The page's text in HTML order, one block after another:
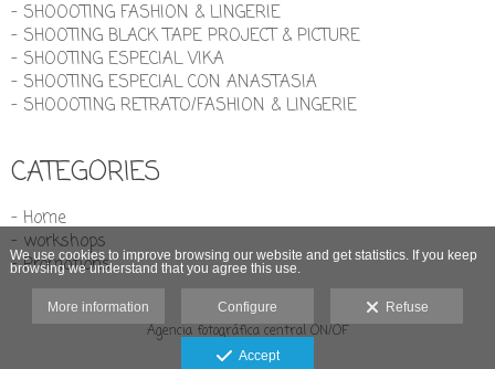
- SHOOOTING FASHION & LINGERIE
- SHOOTING BLACK TAPE PROJECT & PICTURE
- SHOOTING ESPECIAL VIKA
- SHOOTING ESPECIAL CON ANASTASIA
- SHOOOTING RETRATO/FASHION & LINGERIE
CATEGORIES
- Home
- workshops
- Promotions
Agencia fotográfica central ON/OF
Legal advice
We use cookies to improve browsing our website and get statistics. If you keep
browsing we understand that you agree this use.
More information Configure Refuse
Accept